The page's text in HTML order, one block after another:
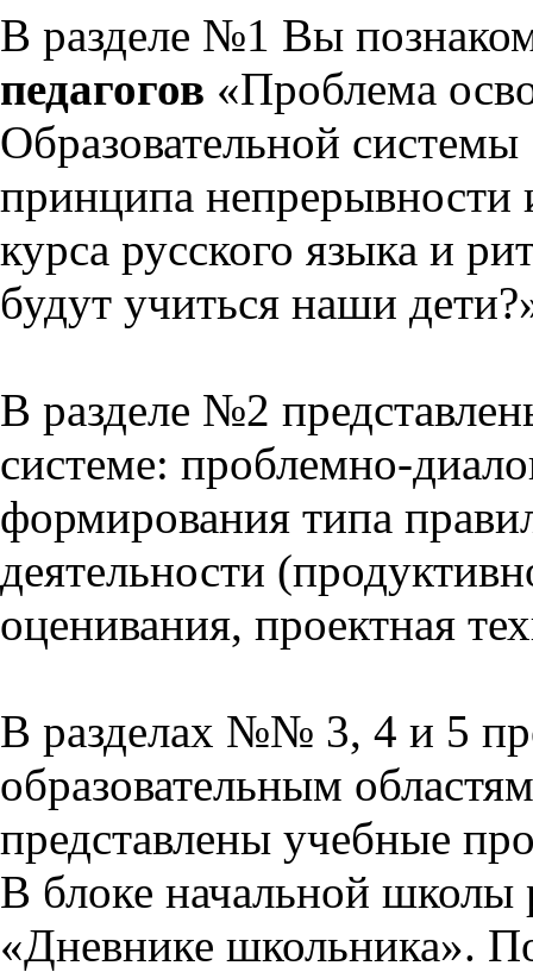
В разделе №1 Вы
педагогов «Проблема
Образовательной
принципа непрерывности
курса русского языка и
будут учиться наши
В разделе №2
системе: проблемно-
формирования типа
деятельности
оценивания, проектная
В разделах №№ 3, 4 и 5
образовательным
представлены учебные
В блоке начальной школы
«Дневнике школьника».